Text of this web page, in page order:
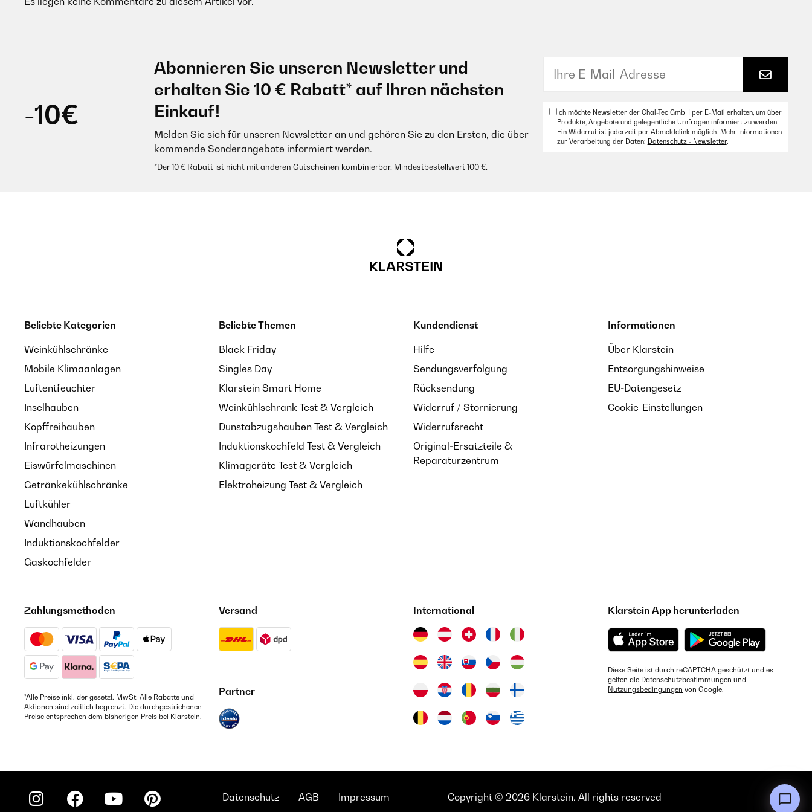
-10€
Abonnieren Sie unseren Newsletter und
erhalten Sie 10 € Rabatt* auf Ihren nächsten
Einkauf!
Melden Sie sich für unseren Newsletter an und gehören Sie zu den Ersten, die über
kommende Sonderangebote informiert werden.
*Der 10 € Rabatt ist nicht mit anderen Gutscheinen kombinierbar. Mindestbestellwert 100 €.
Ich möchte Newsletter der Chal-Tec GmbH per E-Mail erhalten, um über
Produkte, Angebote und gelegentliche Umfragen informiert zu werden.
Ein Widerruf ist jederzeit per Abmeldelink möglich. Mehr Informationen
zur Verarbeitung der Daten: Datenschutz - Newsletter.
Beliebte Kategorien
Weinkühlschränke
Mobile Klimaanlagen
Luftentfeuchter
Inselhauben
Kopffreihauben
Infrarotheizungen
Eiswürfelmaschinen
Getränkekühlschränke
Luftkühler
Wandhauben
Induktionskochfelder
Gaskochfelder
Beliebte Themen
Black Friday
Singles Day
Klarstein Smart Home
Weinkühlschrank Test & Vergleich
Dunstabzugshauben Test & Vergleich
Induktionskochfeld Test & Vergleich
Klimageräte Test & Vergleich
Elektroheizung Test & Vergleich
Kundendienst
Hilfe
Sendungsverfolgung
Rücksendung
Widerruf / Stornierung
Widerrufsrecht
Original-Ersatzteile &
Reparaturzentrum
Informationen
Über Klarstein
Entsorgungshinweise
EU-Datengesetz
Cookie-Einstellungen
Zahlungsmethoden
*Alle Preise inkl. der gesetzl. MwSt. Alle Rabatte und
Aktionen sind zeitlich begrenzt. Die durchgestrichenen
Preise entsprechen dem bisherigen Preis bei Klarstein.
Versand
Partner
International Klarstein App herunterladen
Diese Seite ist durch reCAPTCHA geschützt und es
gelten die Datenschutzbestimmungen und
Nutzungsbedingungen von Google.
Datenschutz AGB Impressum Copyright © 2026 Klarstein. All rights reserved